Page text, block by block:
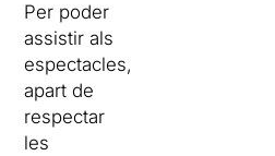
Per poder
assistir als
espectacles,
apart de
respectar
les